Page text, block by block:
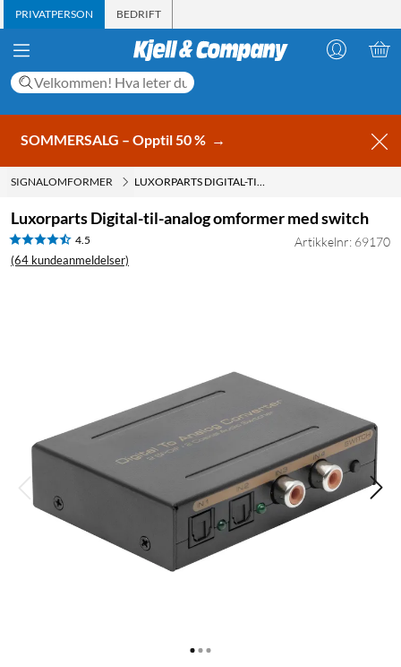
PRIVATPERSON BEDRIFT
SOMMERSALG – Opptil 50 % →
SIGNALOMFORMER LUXORPARTS DIGITAL-TIL-ANALOG OMFORMER MED SWITCH
Luxorparts Digital-til-analog omformer med switch
4.5
(64 kundeanmeldelser)
Artikkelnr: 69170